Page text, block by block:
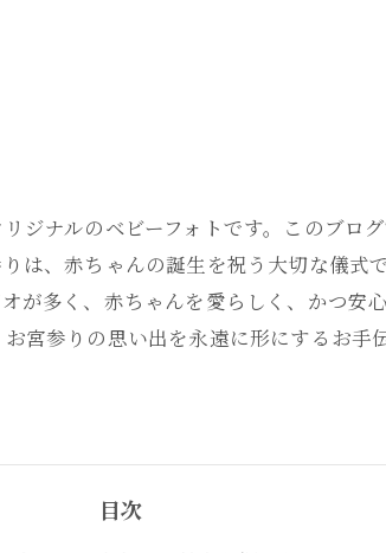
ジナルのベビーフォトです。このブロ
は、赤ちゃんの誕生を祝う大切な儀式
が多く、赤ちゃんを愛らしく、かつ安
宮参りの思い出を永遠に形にするお手
目次